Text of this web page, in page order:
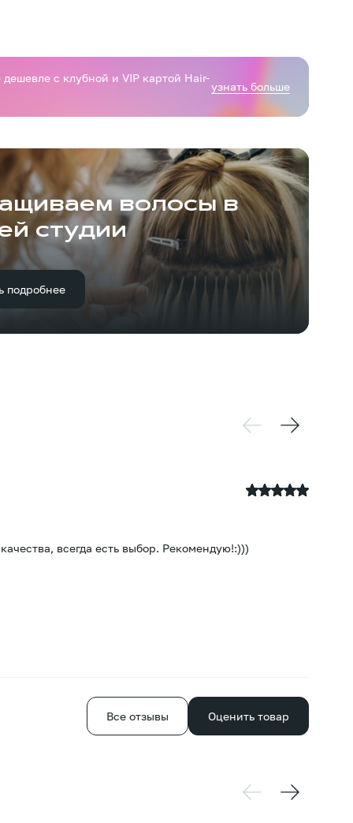
дешевле с клубной и VIP картой Hair-
узнать больше
волосы в
студии
подробнее
всегда есть выбор. Рекомендую!:)))
Все отзывы Оценить товар